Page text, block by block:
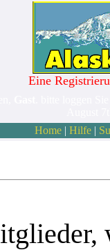
Eine
Home| Hilfe|